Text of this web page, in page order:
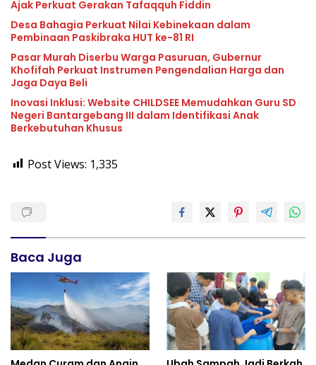
Ajak Perkuat Gerakan Tafaqquh Fiddin
Desa Bahagia Perkuat Nilai Kebinekaan dalam
Pembinaan Paskibraka HUT ke-81 RI
Pasar Murah Diserbu Warga Pasuruan, Gubernur
Khofifah Perkuat Instrumen Pengendalian Harga dan
Jaga Daya Beli
Inovasi Inklusi: Website CHILDSEE Memudahkan Guru SD
Negeri Bantargebang III dalam Identifikasi Anak
Berkebutuhan Khusus
Post Views: 1,335
Baca Juga